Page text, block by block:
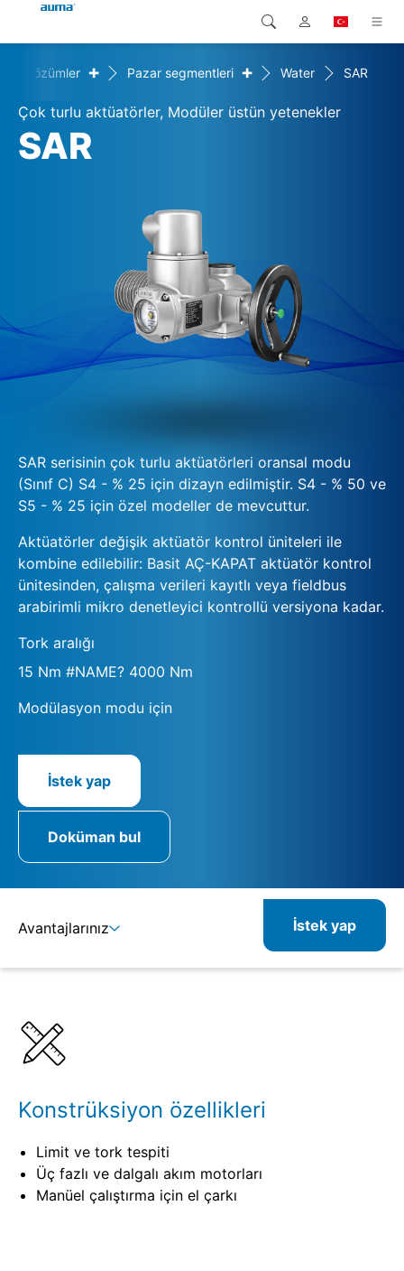
Ürünler
Çözümler
İrtibat kurulacak kişi
Global
Avrupa
Kuzey Amerika
Arama
Çözümler + Pazar segmentleri + Water SAR
Çok turlu aktüatörler, Modüler üstün yetenekler
SAR
SAR serisinin çok turlu aktüatörleri oransal modu
(Sınıf C) S4 - % 25 için dizayn edilmiştir. S4 - % 50 ve
S5 - % 25 için özel modeller de mevcuttur.
Aktüatörler değişik aktüatör kontrol üniteleri ile
kombine edilebilir: Basit AÇ-KAPAT aktüatör kontrol
ünitesinden, çalışma verileri kayıtlı veya fieldbus
arabirimli mikro denetleyici kontrollü versiyona kadar.
Tork aralığı
15 Nm #NAME? 4000 Nm
Modülasyon modu için
İstek yap
Doküman bul
Avantajlarınız
Kombine edilebilir ürünler
İlgili ürünler
İstek yap
Konstrüksiyon özellikleri
Limit ve tork tespiti
Üç fazlı ve dalgalı akım motorları
Manüel çalıştırma için el çarkı